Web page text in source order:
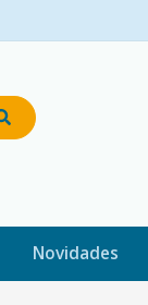
Novidades